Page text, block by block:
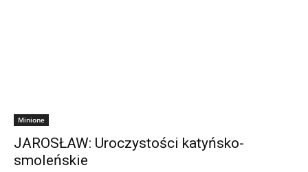
Minione
JAROSŁAW: Uroczystości katyńsko-
smoleńskie